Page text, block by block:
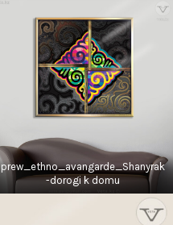
prew_ethno_avangarde_Shanyrak
-dorogi k domu